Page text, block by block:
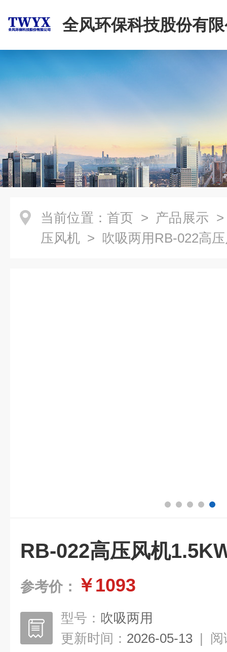
全风环保科技股份有
当前位置： 首页 > 产品展示
压风机 > 吹吸两用RB-022高
RB-022高压风机
参考价： ￥1093
型号： 吹吸两用
更新时间： 2026-05-13 | 阅